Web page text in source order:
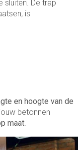
sluiten. De trap
is
en hoogte van de
betonnen
maat.